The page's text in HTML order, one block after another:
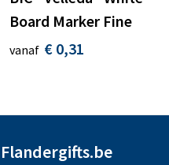
Board Marker Fine
vanaf € 0,31
Flandergifts.be